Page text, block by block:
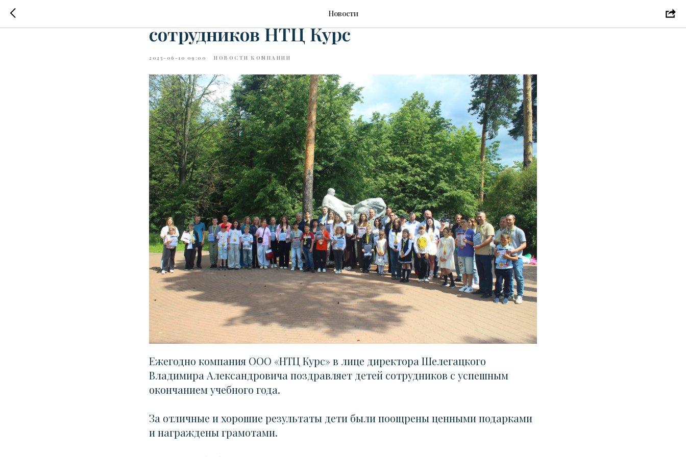
Новости
Ежегодное поздравление детей
сотрудников НТЦ Курс
2025-06-10 09:00 НОВОСТИ КОМПАНИИ
Ежегодно компания ООО «НТЦ Курс» в лице директора Шелегацкого
Владимира Александровича поздравляет детей сотрудников с успешным
окончанием учебного года.
За отличные и хорошие результаты дети были поощрены ценными подарками
и награждены грамотами.